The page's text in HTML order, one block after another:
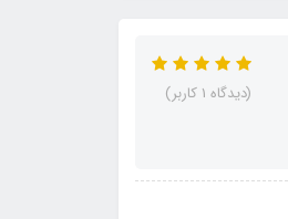
(دیدگاه 1 کاربر)